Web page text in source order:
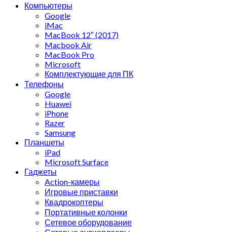
Компьютеры
Google
iMac
MacBook 12″ (2017)
Macbook Air
MacBook Pro
Microsoft
Комплектующие для ПК
Телефоны
Google
Huawei
iPhone
Razer
Samsung
Планшеты
iPad
Microsoft Surface
Гаджеты
Action-камеры
Игровые приставки
Квадрокоптеры
Портативные колонки
Сетевое оборудование